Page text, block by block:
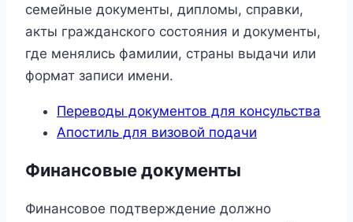
семейные документы, дипломы, справки,
акты гражданского состояния и документы,
где менялись фамилии, страны выдачи или
формат записи имени.
Переводы документов для консульства
Апостиль для визовой подачи
Финансовые документы
Финансовое подтверждение должно